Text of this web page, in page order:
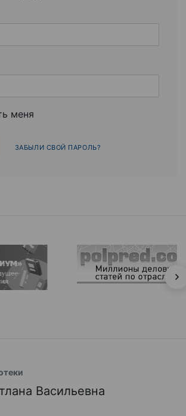
меня
ЗАБЫЛИ СВОЙ ПАРОЛЬ?
Васильевна